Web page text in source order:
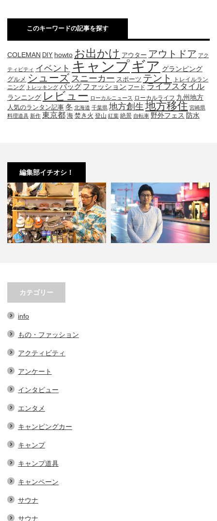
このキーワードの記事を探す
COLEMAN DIY howto お出かけ アウター アウトドア アク
ティビティ イベント キャンプギア グランピング
グルメ シューズ スニーカー スポーツ テント
トレイルラン
ニング トレッキング バッグ ファッション フード ライフスタイル
ランニング レビュー ローカルニュース ローカルライフ 九州地方
人気のランタン記事 冬 北海道 千葉県 地方創生 地方移住 宮崎県
料理道具 新作 東京都 海 焚き火 登山 紅葉 絶景 自転車 野外フェス 防水
編集部イチオシ！
小林市の起爆剤！青野さんが実践
する、地域おこし協力隊での…
カテゴリー
info
もの・ファッション
アクティビティ
アンケート
インタビュー
エンタメ
キャンピングカー
キャンプ
キャンプ道具
キャンペーン
サウナ
サウナ